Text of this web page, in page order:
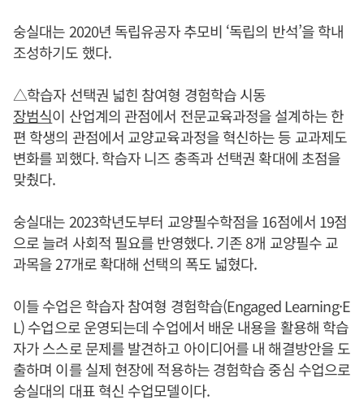
숭실대는 2020년 독립유공자 추모비 ‘독립의 반석’을 학내
조성하기도 했다.
△학습자 선택권 넓힌 참여형 경험학습 시동
장범식이 산업계의 관점에서 전문교육과정을 설계하는 한
편 학생의 관점에서 교양교육과정을 혁신하는 등 교과제도
변화를 꾀했다. 학습자 니즈 충족과 선택권 확대에 초점을
맞췄다.
숭실대는 2023학년도부터 교양필수학점을 16점에서 19점
으로 늘려 사회적 필요를 반영했다. 기존 8개 교양필수 교
과목을 27개로 확대해 선택의 폭도 넓혔다.
이들 수업은 학습자 참여형 경험학습(Engaged Learning·E
L) 수업으로 운영되는데 수업에서 배운 내용을 활용해 학습
자가 스스로 문제를 발견하고 아이디어를 내 해결방안을 도
출하며 이를 실제 현장에 적용하는 경험학습 중심 수업으로
숭실대의 대표 혁신 수업모델이다.